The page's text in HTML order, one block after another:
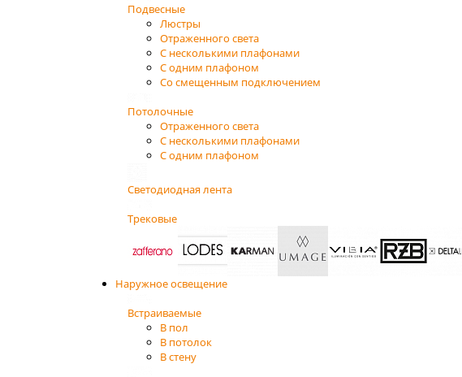
Подвесные
Люстры
Отраженного света
С несколькими плафонами
С одним плафоном
Со смещенным подключением
Потолочные
Отраженного света
С несколькими плафонами
С одним плафоном
Светодиодная лента
Трековые
Наружное освещение
Встраиваемые
В пол
В потолок
В стену